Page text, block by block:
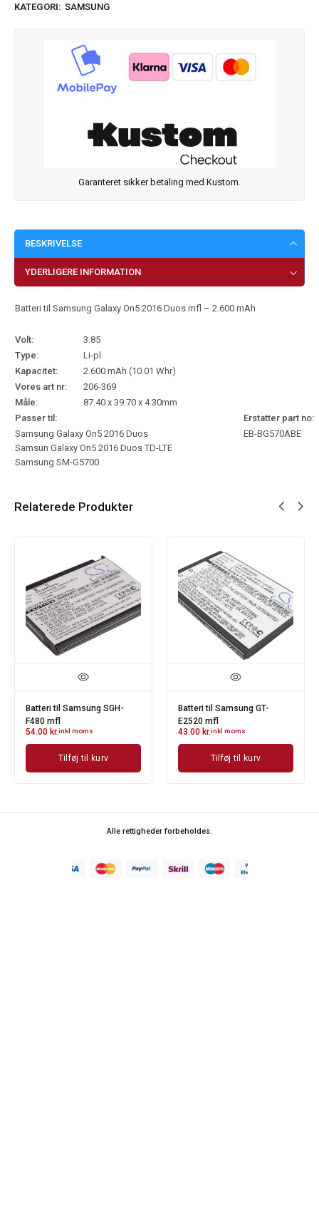
KATEGORI: SAMSUNG
Garanteret sikker betaling med Kustom.
BESKRIVELSE
YDERLIGERE INFORMATION
Batteri til Samsung Galaxy On5 2016 Duos mfl – 2.600 mAh
Volt:
3.85
Type:
Li-pl
Kapacitet:
2.600 mAh (10.01 Whr)
Vores art nr:
206-369
Måle:
87.40 x 39.70 x 4.30mm
Passer til:
Erstatter part no:
Samsung Galaxy On5 2016 Duos
Samsun Galaxy On5 2016 Duos TD-LTE
Samsung SM-G5700
EB-BG570ABE
Relaterede Produkter
Batteri til Samsung SGH-
F480 mfl
54.00 kr.inkl moms
Tilføj til kurv
Batteri til Samsung GT-
E2520 mfl
43.00 kr.inkl moms
Tilføj til kurv
Alle rettigheder forbeholdes.